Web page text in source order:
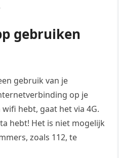
gebruiken
gebruik van je
op je
hebt, gaat het via 4G.
hebt! Het is niet mogelijk
zoals 112, te